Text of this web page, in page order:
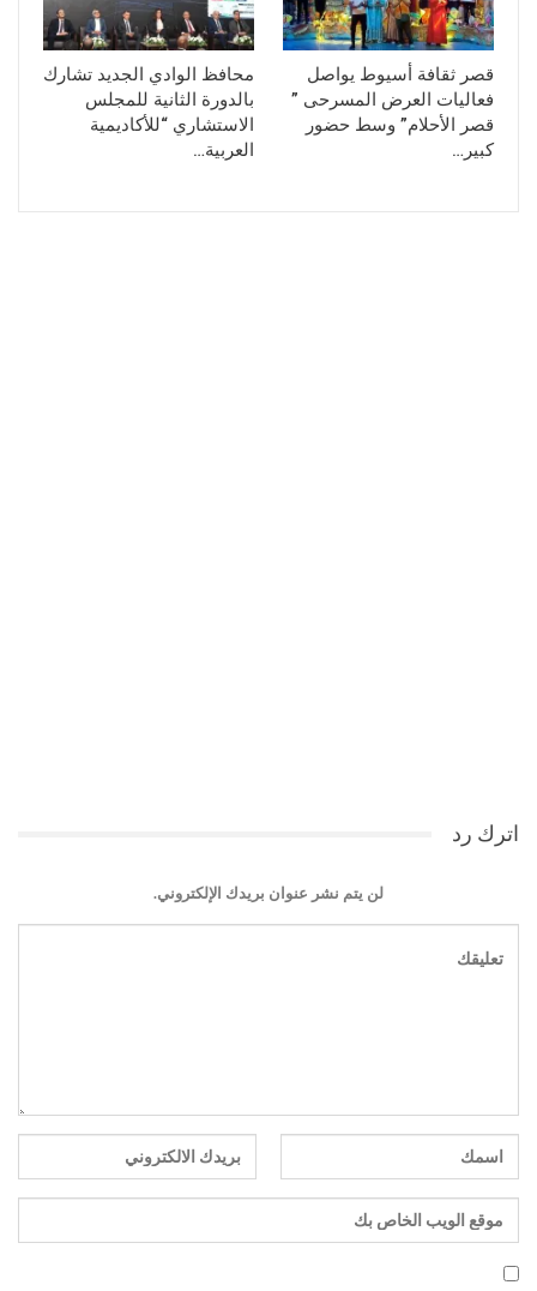
قصر ثقافة أسيوط يواصل
فعاليات العرض المسرحى ”
قصر الأحلام” وسط حضور
كبير…
محافظ الوادي الجديد تشارك
بالدورة الثانية للمجلس
الاستشاري “للأكاديمية
العربية…
اترك رد
لن يتم نشر عنوان بريدك الإلكتروني.